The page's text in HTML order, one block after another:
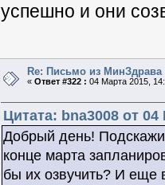
успешно и они
Re: Письмо из МинЗдрава
« Ответ #322 : 04 Марта 2015,
Цитата: bna3008 от
Добрый день!
конце марта
бы их озвучить? И еще